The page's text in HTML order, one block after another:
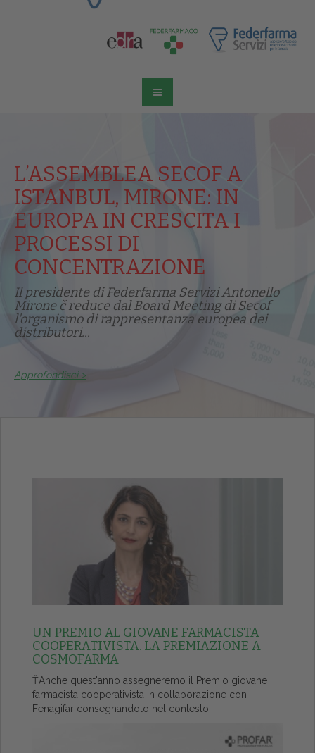
L’ASSEMBLEA SECOF A
ISTANBUL, MIRONE: IN
EUROPA IN CRESCITA I
PROCESSI DI
CONCENTRAZIONE
Il presidente di Federfarma Servizi Antonello
Mirone č reduce dal Board Meeting di Secof
l'organismo di rappresentanza europea dei
distributori...
Approfondisci >
UN PREMIO AL GIOVANE FARMACISTA
COOPERATIVISTA. LA PREMIAZIONE A
COSMOFARMA
ŤAnche quest'anno assegneremo il Premio giovane
farmacista cooperativista in collaborazione con
Fenagifar consegnandolo nel contesto...